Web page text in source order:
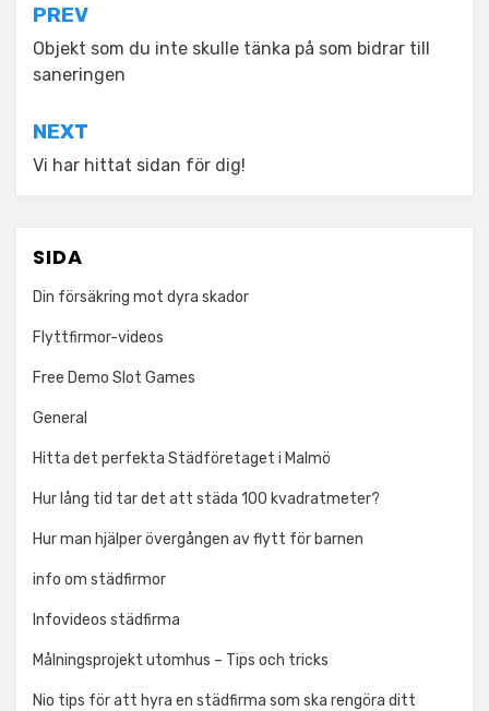
Post
navigation
PREV
Objekt som du inte skulle tänka på som bidrar till
saneringen
NEXT
Vi har hittat sidan för dig!
SIDA
Din försäkring mot dyra skador
Flyttfirmor-videos
Free Demo Slot Games
General
Hitta det perfekta Städföretaget i Malmö
Hur lång tid tar det att städa 100 kvadratmeter?
Hur man hjälper övergången av flytt för barnen
info om städfirmor
Infovideos städfirma
Målningsprojekt utomhus – Tips och tricks
Nio tips för att hyra en städfirma som ska rengöra ditt